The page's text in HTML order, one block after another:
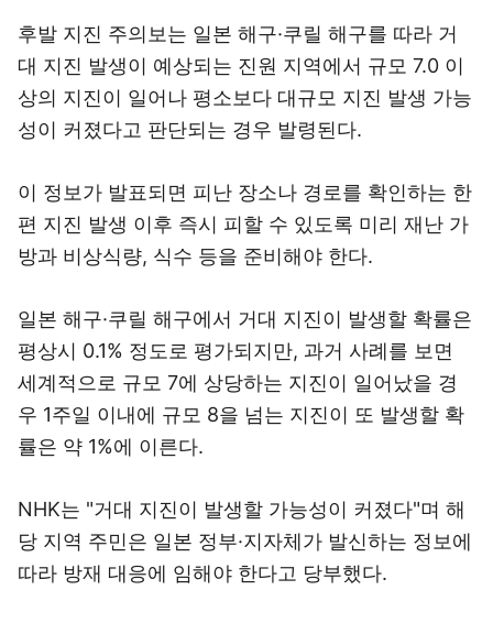
후발 지진 주의보는 일본 해구·쿠릴 해구를 따라 거
대 지진 발생이 예상되는 진원 지역에서 규모 7.0 이
상의 지진이 일어나 평소보다 대규모 지진 발생 가능
성이 커졌다고 판단되는 경우 발령된다.
이 정보가 발표되면 피난 장소나 경로를 확인하는 한
편 지진 발생 이후 즉시 피할 수 있도록 미리 재난 가
방과 비상식량, 식수 등을 준비해야 한다.
일본 해구·쿠릴 해구에서 거대 지진이 발생할 확률은
평상시 0.1% 정도로 평가되지만, 과거 사례를 보면
세계적으로 규모 7에 상당하는 지진이 일어났을 경
우 1주일 이내에 규모 8을 넘는 지진이 또 발생할 확
률은 약 1%에 이른다.
NHK는 "거대 지진이 발생할 가능성이 커졌다"며 해
당 지역 주민은 일본 정부·지자체가 발신하는 정보에
따라 방재 대응에 임해야 한다고 당부했다.